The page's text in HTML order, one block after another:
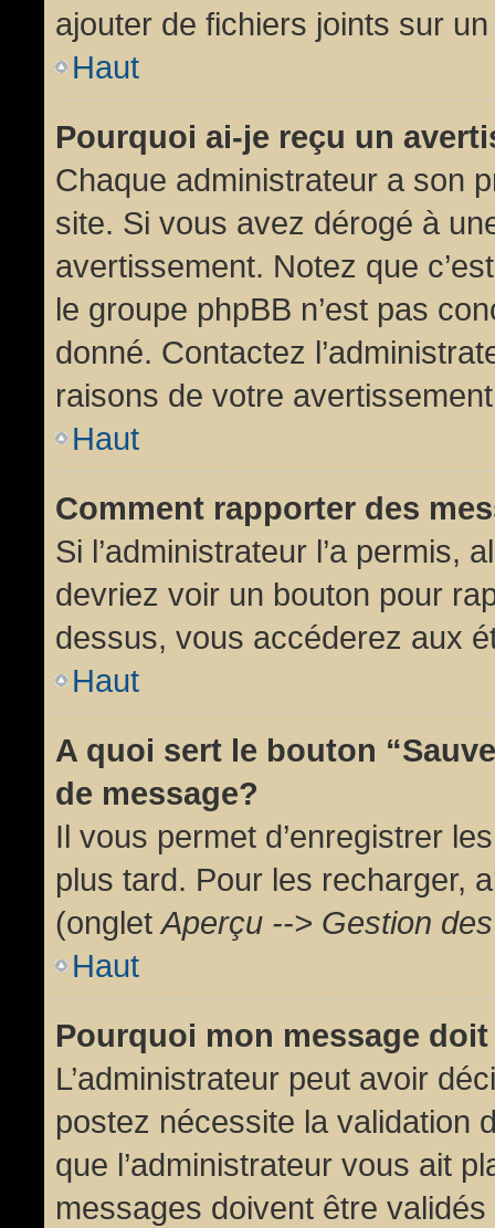
ajouter de fichiers joints sur
Haut
Pourquoi ai-je reçu un
Chaque administrateur a son
site. Si vous avez dérogé à
avertissement. Notez que
le groupe phpBB n’est pas
donné. Contactez
raisons de votre
Haut
Comment rapporter des
Si l’administrateur l’a permis,
devriez voir un bouton pour
dessus, vous accéderez aux
Haut
A quoi sert le bouton
de message?
Il vous permet d’enregistrer
plus tard. Pour les recharger,
(ongletAperçu --> Gestion
Haut
Pourquoi mon message
L’administrateur peut avoir
postez nécessite la validation
que l’administrateur vous ait
messages doivent être